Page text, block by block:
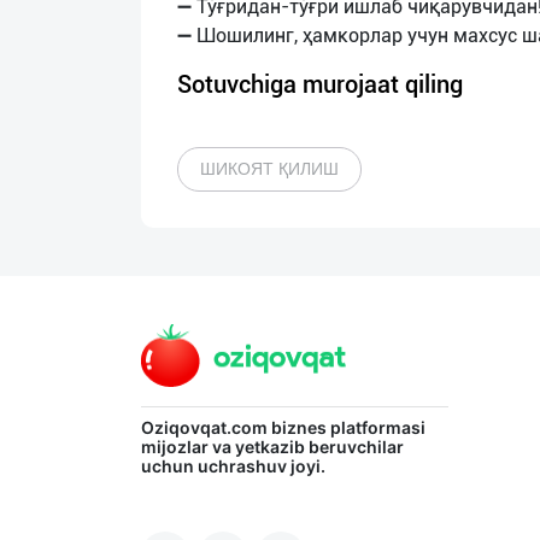
➖ Тўғридан-тўғри ишлаб
Sotuvchiga murojaat qiling
ШИКОЯТ ҚИЛИШ
Oziqovqat.com biznes platformasi
mijozlar va yetkazib beruvchilar
uchun uchrashuv joyi.